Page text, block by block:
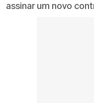
assinar um novo